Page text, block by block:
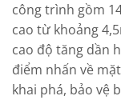
công trình gồm
cao từ khoảng
cao độ tăng dần
điểm nhấn về
khai phá, bảo vệ